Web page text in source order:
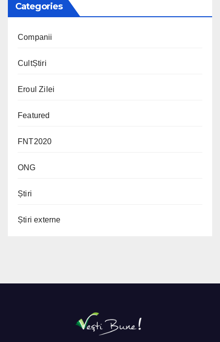
Categories
Companii
CultȘtiri
Eroul Zilei
Featured
FNT2020
ONG
Știri
Știri externe